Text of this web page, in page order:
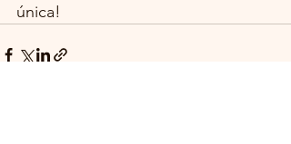
única!